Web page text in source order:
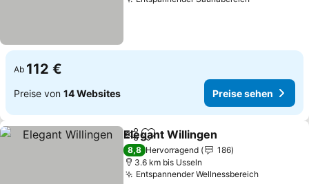
Ab 112 €
Preise von 14 Websites Preise sehen
TeilenZu Favoriten hinzufügen
Elegant Willingen
8,8 Hervorragend
186
3.6 km bis Usseln
Entspannender WellnessbereichPreise